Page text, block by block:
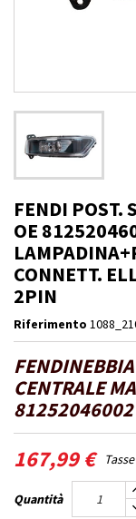
FENDI POST.
OE
CONNETT.
2PIN
Riferimento
CENTRALE
81252046002
167,99 €
Quantità